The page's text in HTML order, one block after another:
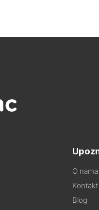
O nama
Blog